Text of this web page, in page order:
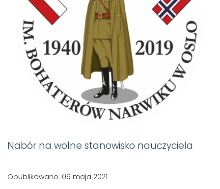
Nabór na wolne stanowisko nauczyciela
Opublikowano: 09 maja 2021